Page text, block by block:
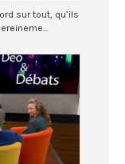
sur tout, qu’ils